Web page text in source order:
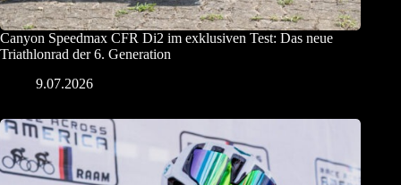
Canyon Speedmax CFR Di2 im exklusiven Test: Das neue
Triathlonrad der 6. Generation
9.07.2026